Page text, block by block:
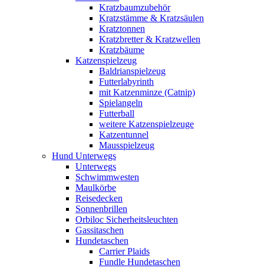
Kratzbaumzubehör
Kratzstämme & Kratzsäulen
Kratztonnen
Kratzbretter & Kratzwellen
Kratzbäume
Katzenspielzeug
Baldrianspielzeug
Futterlabyrinth
mit Katzenminze (Catnip)
Spielangeln
Futterball
weitere Katzenspielzeuge
Katzentunnel
Mausspielzeug
Hund Unterwegs
Unterwegs
Schwimmwesten
Maulkörbe
Reisedecken
Sonnenbrillen
Orbiloc Sicherheitsleuchten
Gassitaschen
Hundetaschen
Carrier Plaids
Fundle Hundetaschen